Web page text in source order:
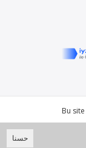
Bu site
حسنا